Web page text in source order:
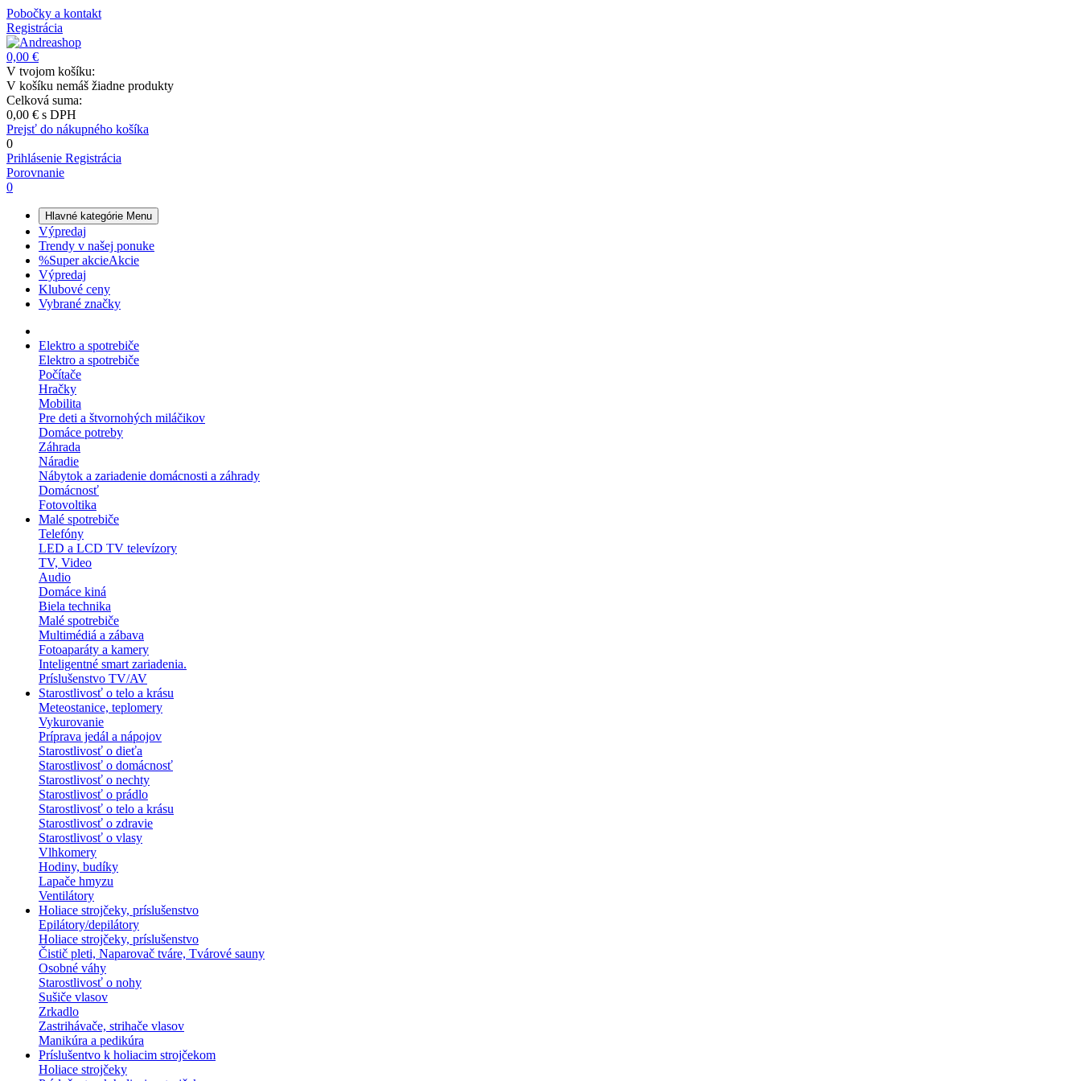
Pobočky a kontakt
Registrácia
0,00 €
V tvojom košíku:
V košíku nemáš žiadne produkty
Celková suma:
0,00 € s DPH
Prejsť do nákupného košíka
0
Prihlásenie Registrácia
Porovnanie
0
Hlavné kategórie Menu
Výpredaj
Trendy v našej ponuke
%Super akcieAkcie
Výpredaj
Klubové ceny
Vybrané značky
Elektro a spotrebiče
Elektro a spotrebiče
Počítače
Hračky
Mobilita
Pre deti a štvornohých miláčikov
Domáce potreby
Záhrada
Náradie
Nábytok a zariadenie domácnosti a záhrady
Domácnosť
Fotovoltika
Malé spotrebiče
Telefóny
LED a LCD TV televízory
TV, Video
Audio
Domáce kiná
Biela technika
Malé spotrebiče
Multimédiá a zábava
Fotoaparáty a kamery
Inteligentné smart zariadenia.
Príslušenstvo TV/AV
Starostlivosť o telo a krásu
Meteostanice, teplomery
Vykurovanie
Príprava jedál a nápojov
Starostlivosť o dieťa
Starostlivosť o domácnosť
Starostlivosť o nechty
Starostlivosť o prádlo
Starostlivosť o telo a krásu
Starostlivosť o zdravie
Starostlivosť o vlasy
Vlhkomery
Hodiny, budíky
Lapače hmyzu
Ventilátory
Holiace strojčeky, príslušenstvo
Epilátory/depilátory
Holiace strojčeky, príslušenstvo
Čistič pleti, Naparovač tváre, Tvárové sauny
Osobné váhy
Starostlivosť o nohy
Sušiče vlasov
Zrkadlo
Zastrihávače, strihače vlasov
Manikúra a pedikúra
Príslušentvo k holiacim strojčekom
Holiace strojčeky